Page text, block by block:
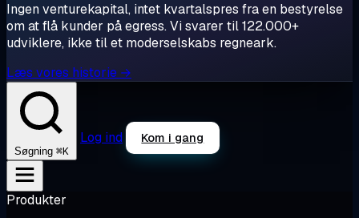
Ingen venturekapital, intet kvartalspres fra en bestyrelse
om at flå kunder på egress. Vi svarer til 122.000+
udviklere, ikke til et moderselskabs regneark.
Læs vores historie →
Søgning ⌘K
Log ind Kom i gang
Produkter